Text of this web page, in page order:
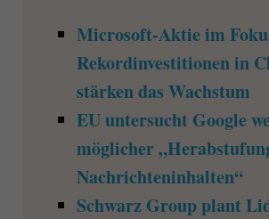
Microsoft-Aktie im
Rekordinvestitionen in
stärken das Wachstum
EU untersucht Google
möglicher
Nachrichteninhalten“
Schwarz Group plant